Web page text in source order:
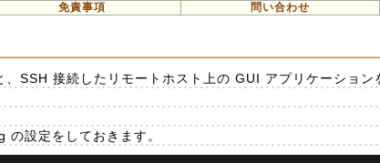
免責事項 問い合わせ
SSH 接続したリモートホスト上の GUI アプリケーション
設定をしておきます。